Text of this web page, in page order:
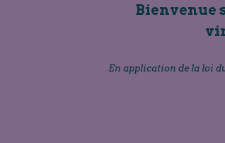
Bienvenue
En application de la loi